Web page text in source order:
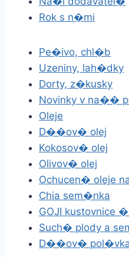
Rok s n�mi
Pe�ivo, chl�b
Uzeniny, lah�dky
Dorty, z�kusky
Novinky v na��
Oleje
D��ov� olej
Kokosov� olej
Olivov� olej
Ochucen� oleje
Chia sem�nka
GOJI kustovnice
Such� plody a
D��ov� pol�vka